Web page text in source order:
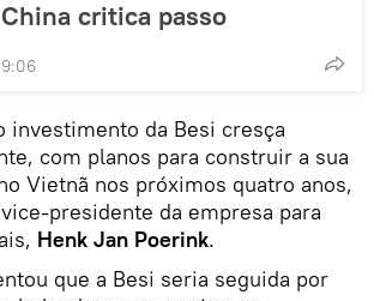
critica passo
investimento da Besi cresça
com planos para construir a sua
Vietnã nos próximos quatro anos,
presidente da empresa para
Henk Jan Poerink.
que a Besi seria seguida por